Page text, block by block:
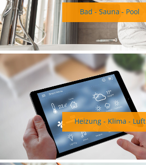
Bad - Sauna - Pool
Heizung - Klima - Luft